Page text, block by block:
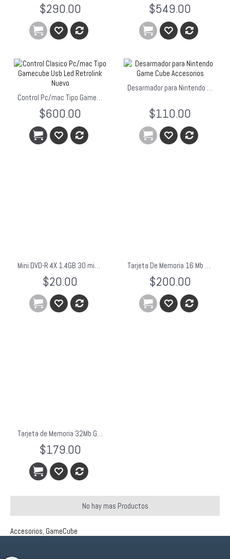
$290.00 $549.00
Control Pc/mac Tipo Gamecube Usb Led Retrolink Nuevo
$600.00
Desarmador para Nintendo Gamecube
$110.00
Mini DVD-R 4X 1.4GB 30 minutos Ritek Ridata
$20.00
Tarjeta De Memoria 16 Mb Gamecube / Wii Nueva
$200.00
Tarjeta de Memoria 32Mb GameCube/Wii
$179.00
No hay mas Productos
Accesorios, GameCube